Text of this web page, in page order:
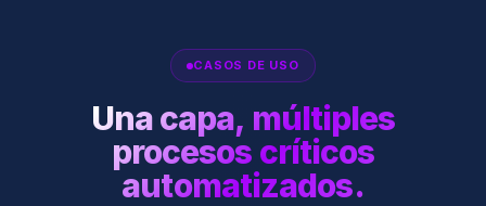
CASOS DE USO
Una capa, múltiples
procesos críticos
automatizados.